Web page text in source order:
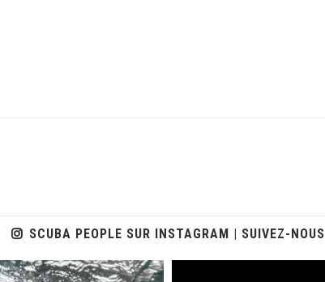
SCUBA PEOPLE SUR INSTAGRAM | SUIVEZ-NOUS
scuba_people_magazine